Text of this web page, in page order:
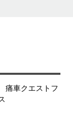
痛車クエストフ